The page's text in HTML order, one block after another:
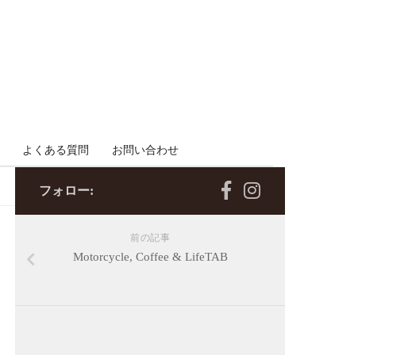
よくある質問 お問い合わせ
フォロー:
前の記事
Motorcycle, Coffee & LifeTAB